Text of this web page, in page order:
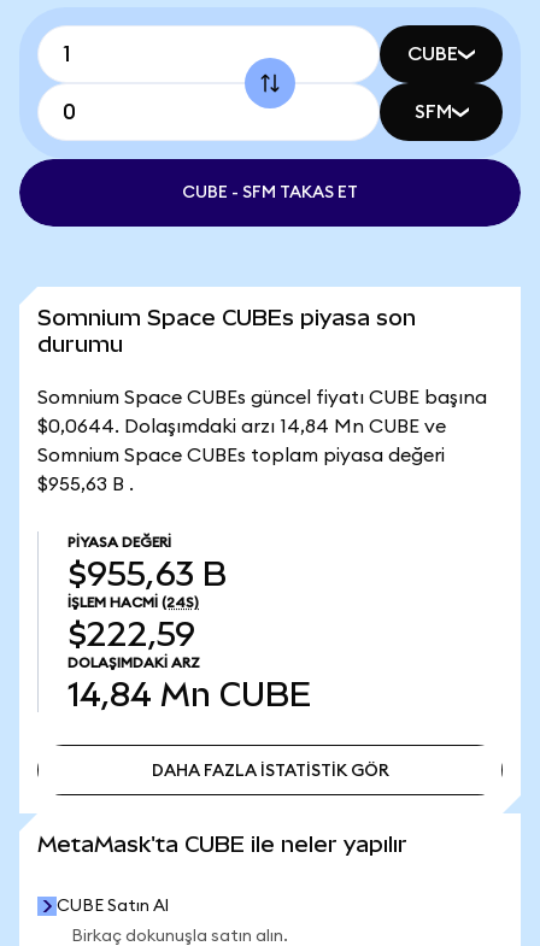
CUBE
SFM
CUBE - SFM TAKAS ET
Somnium Space CUBEs piyasa son
durumu
Somnium Space CUBEs güncel fiyatı CUBE başına
$0,0644. Dolaşımdaki arzı 14,84 Mn CUBE ve
Somnium Space CUBEs toplam piyasa değeri
$955,63 B .
PIYASA DEĞERI
$955,63 B
İŞLEM HACMI (24S)
$222,59
DOLAŞIMDAKI ARZ
14,84 Mn CUBE
DAHA FAZLA İSTATİSTİK GÖR
MetaMask'ta CUBE ile neler yapılır
CUBE Satın Al
Birkaç dokunuşla satın alın.